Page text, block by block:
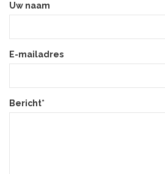
Uw naam
E-mailadres
Bericht*